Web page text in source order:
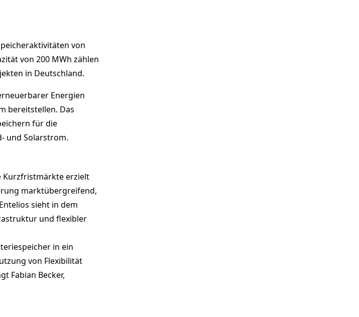
von
von 200 MWh zählen
in Deutschland.
Energien
bereitstellen. Das
für die
und Solarstrom.
Kurzfristmärkte erzielt
marktübergreifend,
sieht in dem
und flexibler
in ein
von Flexibilität
Fabian Becker,